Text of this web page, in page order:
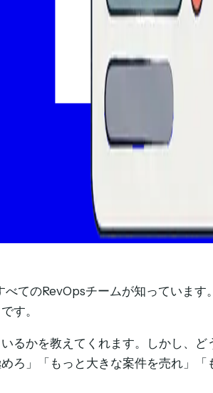
てのRevOpsチームが知っていま
す。
るかを教えてくれます。しかし、
ろ」「もっと大きな案件を売れ」